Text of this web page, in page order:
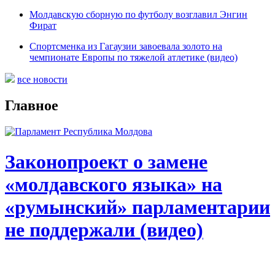
Молдавскую сборную по футболу возглавил Энгин
Фират
Спортсменка из Гагаузии завоевала золото на
чемпионате Европы по тяжелой атлетике (видео)
все новости
Главное
Законопроект о замене
«молдавского языка» на
«румынский» парламентарии
не поддержали (видео)